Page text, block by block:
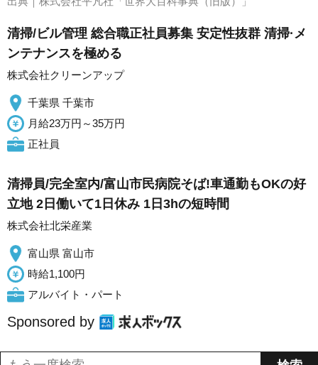
清掃/ビル管理 総合職正社員募集 安定性抜群 清掃·メ
ンテナンスを極める
株式会社クリーンアップ
千葉県 千葉市
月給23万円～35万円
正社員
清掃員/完全室内/富山市民病院そば!車通勤もOKの好
立地 2日働いて1日休み 1日3hの短時間
株式会社北栄産業
富山県 富山市
時給1,100円
アルバイト・パート
Sponsored by